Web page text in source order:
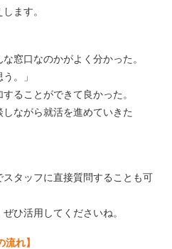
ます。
窓口なのかがよく分かった。
。」
ることができて良かった。
ながら就活を進めていきた
タッフに直接質問することも可
ひ活用してくださいね。
れ】